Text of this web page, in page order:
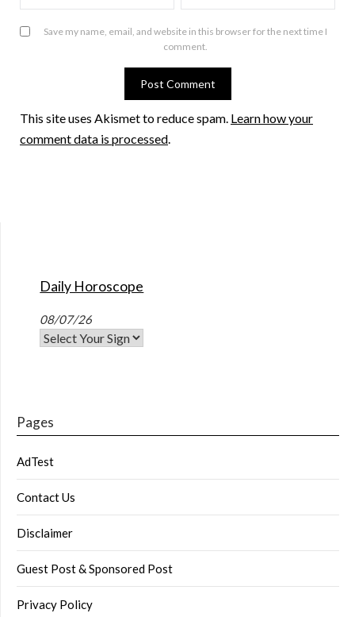
Save my name, email, and website in this browser for the next time I
comment.
This site uses Akismet to reduce spam. Learn how your
comment data is processed.
Daily Horoscope
08/07/26
Pages
AdTest
Contact Us
Disclaimer
Guest Post & Sponsored Post
Privacy Policy